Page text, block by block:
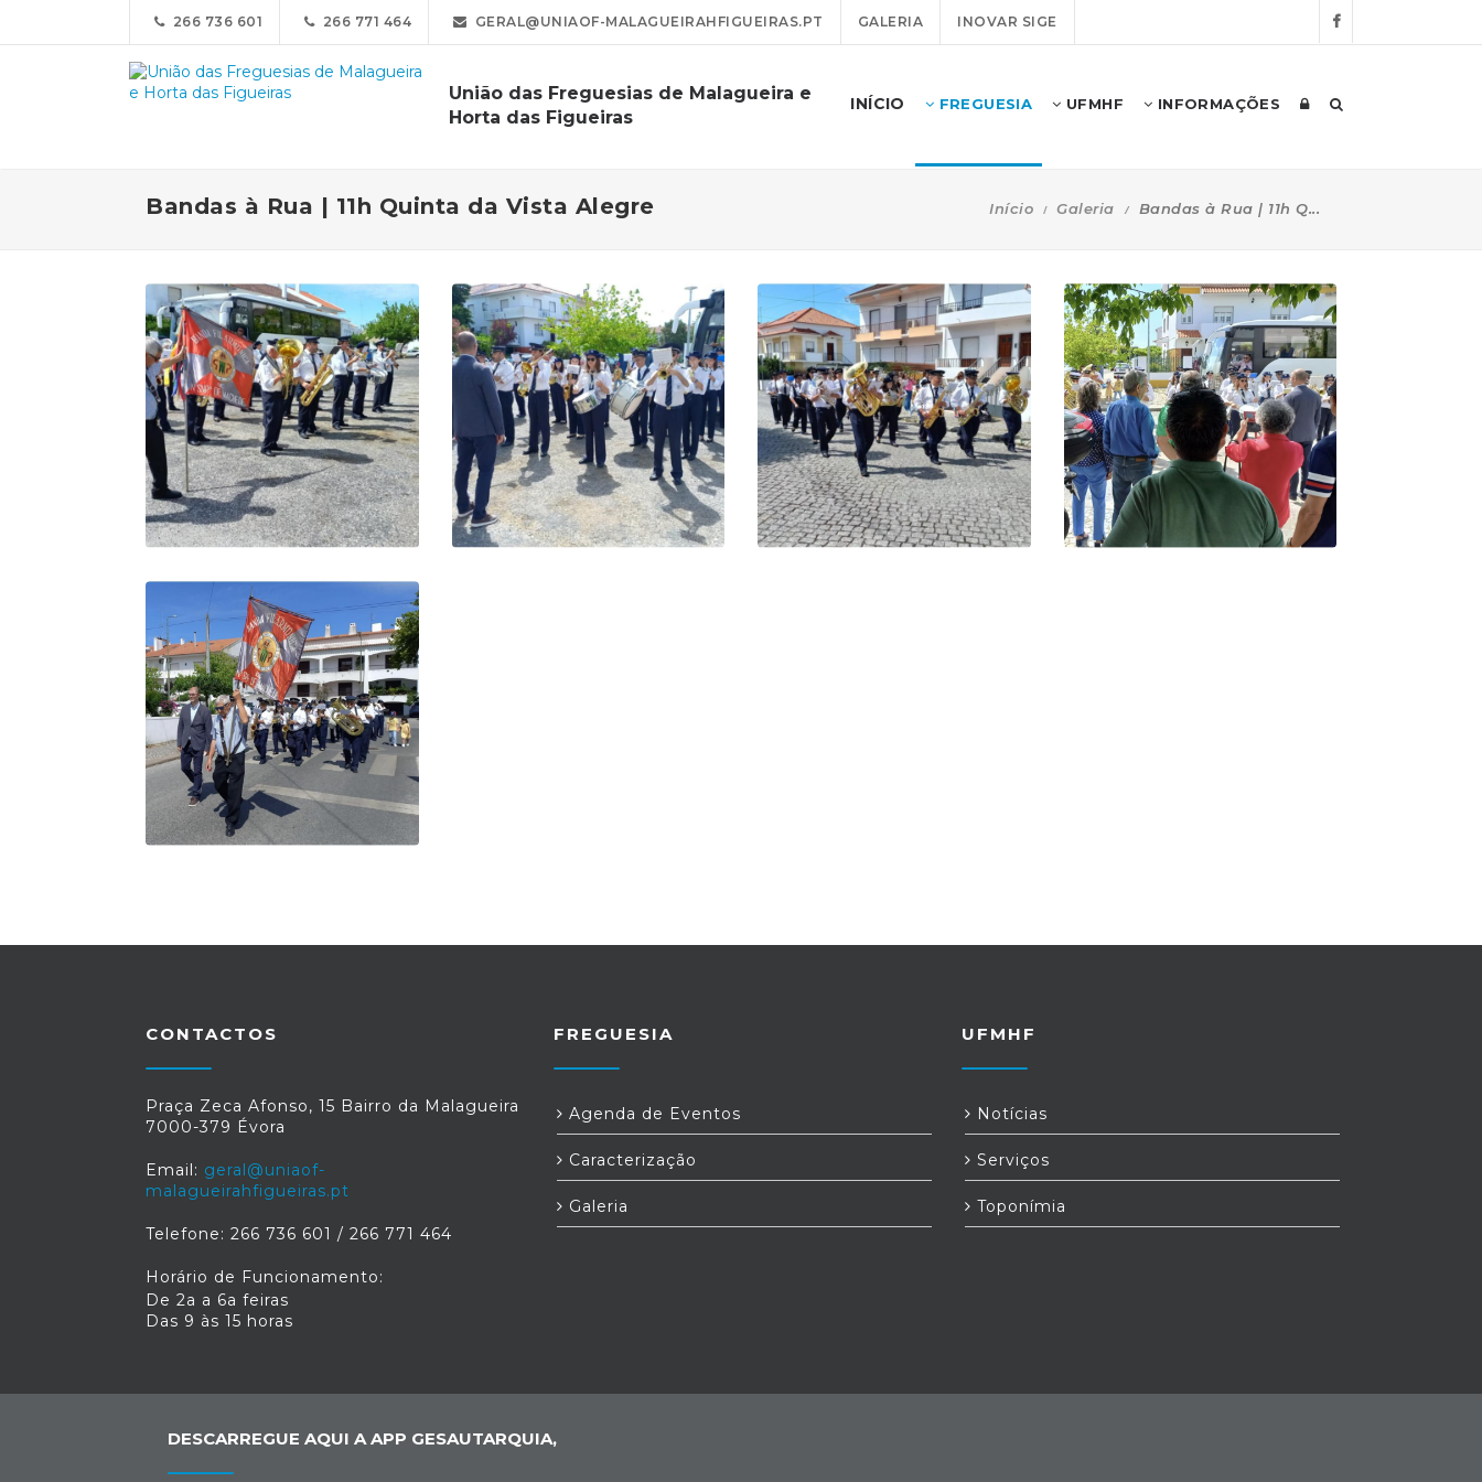
266 736 601 266 771 464 GERAL@UNIAOF-MALAGUEIRAHFIGUEIRAS.PT GALERIA INOVAR SIGE
União das Freguesias de Malagueira e
Horta das Figueiras
INÍCIO FREGUESIA UFMHF INFORMAÇÕES
Bandas à Rua | 11h Quinta da Vista Alegre Início Galeria Bandas à Rua | 11h Q...
CONTACTOS
Praça Zeca Afonso, 15 Bairro da Malagueira
7000-379 Évora
Email: geral@uniaof-
malagueirahfigueiras.pt
Telefone: 266 736 601 / 266 771 464
Horário de Funcionamento:
De 2a a 6a feiras
Das 9 às 15 horas
FREGUESIA
Agenda de Eventos
Caracterização
Galeria
UFMHF
Notícias
Serviços
Toponímia
DESCARREGUE AQUI A APP GESAUTARQUIA,